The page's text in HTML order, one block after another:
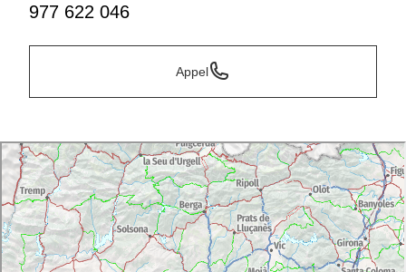
977 622 046
Appel